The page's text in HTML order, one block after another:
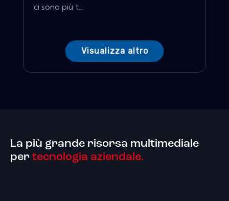
ci sono più t...
Visualizza altro
La più grande risorsa multimediale
per tecnologia aziendale.